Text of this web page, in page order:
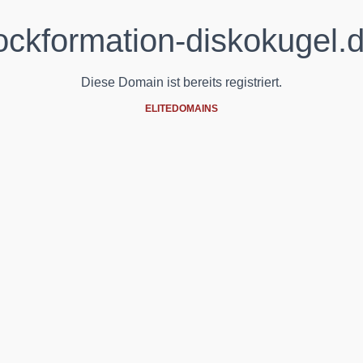
Diese Domain ist bereits registriert.
ELITEDOMAINS